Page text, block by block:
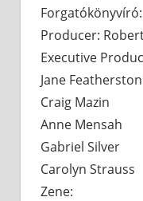
Producer:
Executive
Jane
Craig Mazin
Anne Mensah
Gabriel Silver
Carolyn Strauss
Zene: